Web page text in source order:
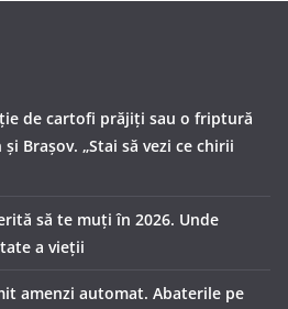
de cartofi prăjiţi sau o friptură
Braşov. „Stai să vezi ce chirii
să te muți în 2026. Unde
a vieții
amenzi automat. Abaterile pe